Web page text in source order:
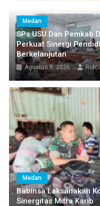
Medan
SPs USU Dan Pemkab
Perkuat Sinergi
Berkelanjutan
Agustus 8, 2026
Medan
Babinsa Laksanakan
Sinergitas Mitra Karib